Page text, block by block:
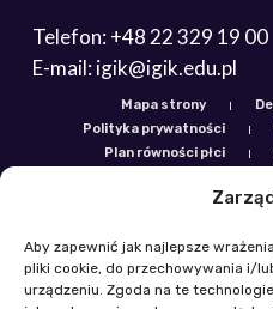
Aby zapewnić jak najlepsze
pliki cookie, do przechowywania i/
urządzeniu. Zgoda na te
Telefon: +48 22 329 19 00
E-mail: igik@igik.edu.pl
Mapa strony
Polityka prywatności
Plan równości płci